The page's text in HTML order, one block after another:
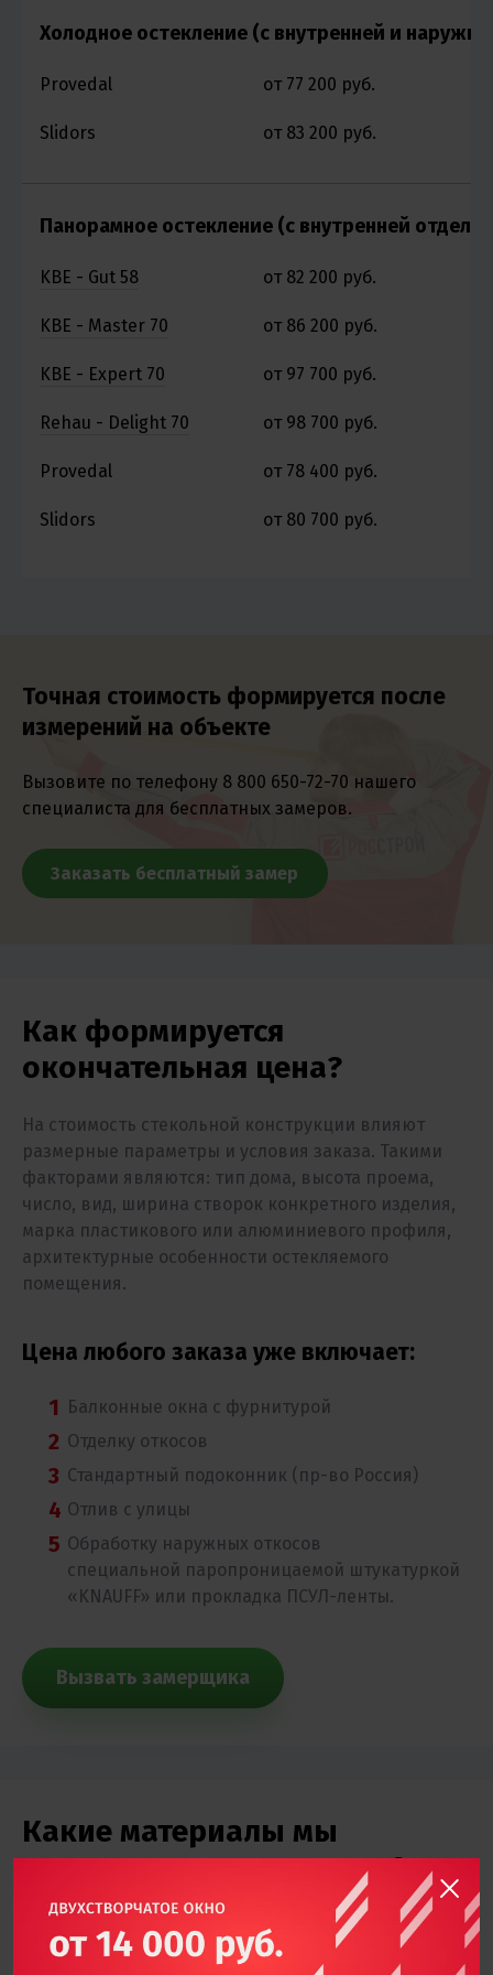
Холодное остекление (с внутренней и
Provedal от 77 200 руб.
Slidors от 83 200 руб.
Панорамное остекление (с внутренней
KBE - Gut 58 от 82 200 руб.
KBE - Master 70 от 86 200 руб.
KBE - Expert 70 от 97 700 руб.
Rehau - Delight 70 от 98 700 руб.
Provedal от 78 400 руб.
Slidors от 80 700 руб.
Точная стоимость формируется после
измерений на объекте
Вызовите по телефону 8 800 650-72-70 нашего
специалиста для бесплатных замеров.
Заказать бесплатный замер
Как формируется
окончательная цена?
На стоимость стекольной конструкции влияют
размерные параметры и условия заказа. Такими
факторами являются: тип дома, высота проема,
число, вид, ширина створок конкретного изделия,
марка пластикового или алюминиевого профиля,
архитектурные особенности остекляемого
помещения.
Цена любого заказа уже включает:
Балконные окна с фурнитурой
Отделку откосов
Стандартный подоконник (пр-во Россия)
Отлив с улицы
Обработку наружных откосов
специальной паропроницаемой штукатуркой
«KNAUFF» или прокладка ПСУЛ-ленты.
Вызвать замерщика
Какие материалы мы
используем для отделки 6-
метровой лоджии?